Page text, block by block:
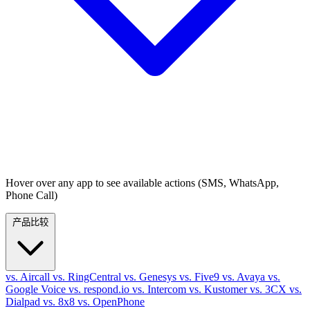
Hover over any app to see available actions (SMS, WhatsApp,
Phone Call)
vs. Aircall vs. RingCentral vs. Genesys vs. Five9 vs. Avaya vs.
Google Voice vs. respond.io vs. Intercom vs. Kustomervs. 3CX vs.
Dialpad vs. 8x8 vs. OpenPhone